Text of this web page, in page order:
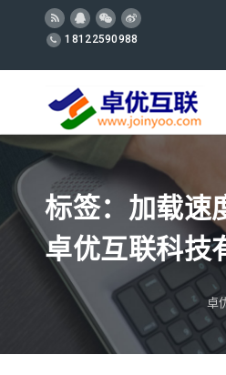
18122590988
标签：加载速
卓优互联科技
卓